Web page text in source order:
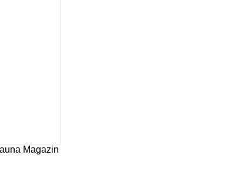
Magazin